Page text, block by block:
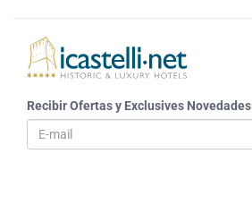
Recibir Ofertas y Exclusives Novedades